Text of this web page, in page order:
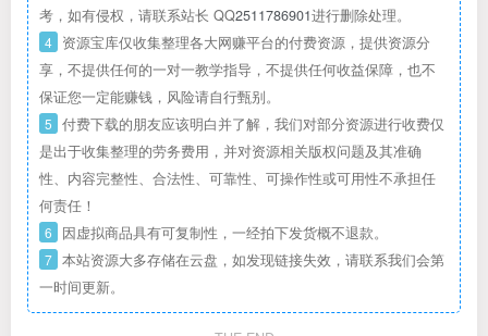
考，如有侵权，请联系站长 QQ2511786901进行删除处理。
4 资源宝库仅收集整理各大网赚平台的付费资源，提供资源分
享，不提供任何的一对一教学指导，不提供任何收益保障，也不
保证您一定能赚钱，风险请自行甄别。
5 付费下载的朋友应该明白并了解，我们对部分资源进行收费仅
是出于收集整理的劳务费用，并对资源相关版权问题及其准确
性、内容完整性、合法性、可靠性、可操作性或可用性不承担任
何责任！
6 因虚拟商品具有可复制性，一经拍下发货概不退款。
7 本站资源大多存储在云盘，如发现链接失效，请联系我们会第
一时间更新。